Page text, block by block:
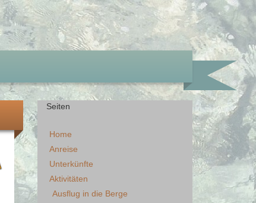
Seiten
Home
Anreise
Unterkünfte
Aktivitäten
Ausflug in die Berge